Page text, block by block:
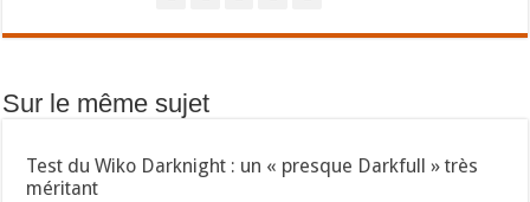
Sur le même sujet
Test du Wiko Darknight : un « presque Darkfull » très
méritant